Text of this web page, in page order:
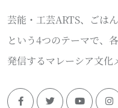
芸能・工芸ARTS、ごは
という4つのテーマで、
発信するマレーシア文化